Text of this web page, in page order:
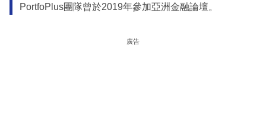
PortfoPlus團隊曾於2019年參加亞洲金融論壇。
廣告